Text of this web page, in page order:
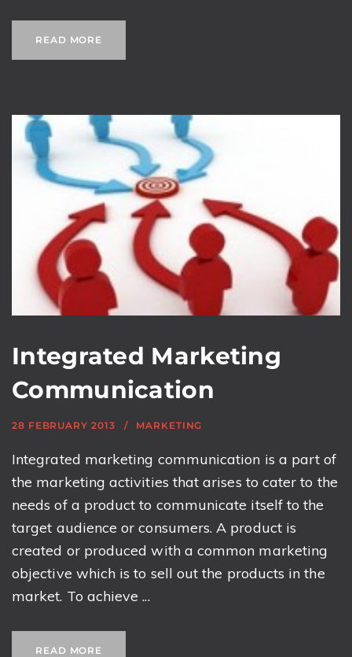
READ MORE
Integrated Marketing
Communication
28 FEBRUARY 2013 MARKETING
Integrated marketing communication is a part of
the marketing activities that arises to cater to the
needs of a product to communicate itself to the
target audience or consumers. A product is
created or produced with a common marketing
objective which is to sell out the products in the
market. To achieve ...
READ MORE